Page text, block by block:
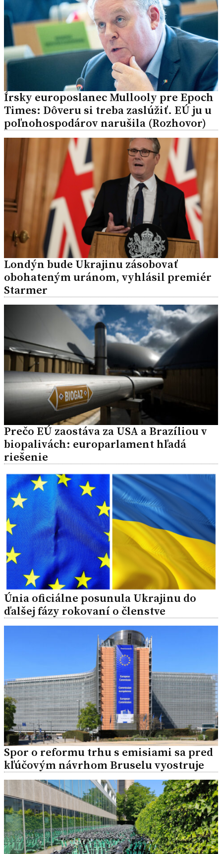
Írsky europoslanec Mullooly pre Epoch
Times: Dôveru si treba zaslúžiť. EÚ ju u
poľnohospodárov narušila (Rozhovor)
Londýn bude Ukrajinu zásobovať
obohateným uránom, vyhlásil premiér
Starmer
Prečo EÚ zaostáva za USA a Brazíliou v
biopalivách: europarlament hľadá
riešenie
Únia oficiálne posunula Ukrajinu do
ďalšej fázy rokovaní o členstve
Spor o reformu trhu s emisiami sa pred
kľúčovým návrhom Bruselu vyostruje